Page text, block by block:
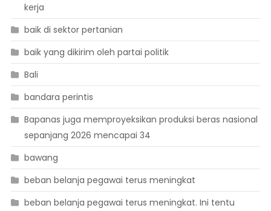
kerja
baik di sektor pertanian
baik yang dikirim oleh partai politik
Bali
bandara perintis
Bapanas juga memproyeksikan produksi beras nasional
sepanjang 2026 mencapai 34
bawang
beban belanja pegawai terus meningkat
beban belanja pegawai terus meningkat. Ini tentu